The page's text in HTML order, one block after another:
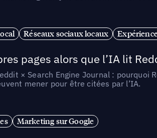
Réseaux sociaux locaux
pages alors que l’IA lit
× Search Engine Journal :
mener pour être citées par l’IA.
Marketing sur Google